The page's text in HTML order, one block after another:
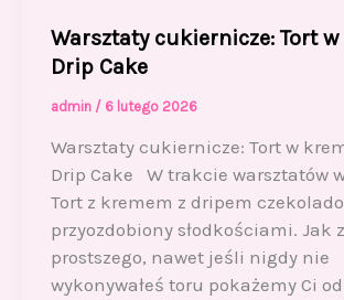
Warsztaty cukiernicze: Tort
Drip Cake
admin / 6 lutego 2026
Warsztaty cukiernicze: Tort w
Drip Cake W trakcie warsztatów
Tort z kremem z dripem
przyozdobiony słodkościami. Jak
prostszego, nawet jeśli nigdy nie
wykonywałeś toru pokażemy Ci